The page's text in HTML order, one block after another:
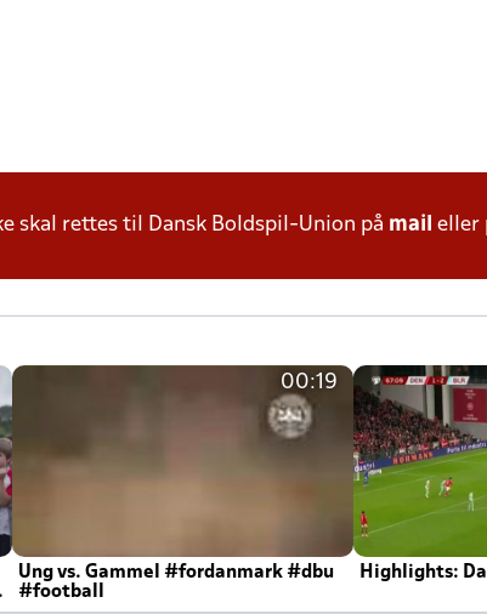
skal rettes til Dansk Boldspil-Union på mail eller
00:19
Ung vs. Gammel #fordanmark #dbu
#football
Highlights: